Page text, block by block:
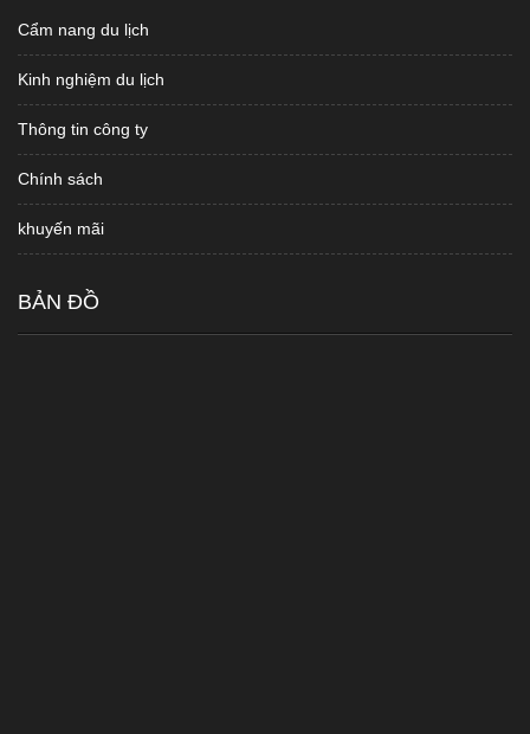
Cẩm nang du lịch
Kinh nghiệm du lịch
Thông tin công ty
Chính sách
khuyến mãi
BẢN ĐỒ